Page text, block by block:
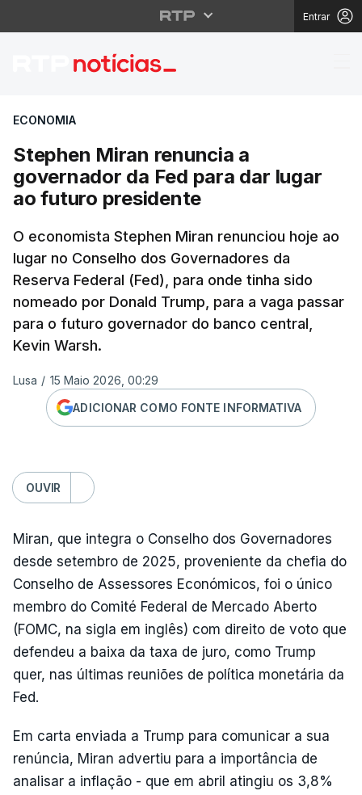
Entrar
Stephen Miran
ECONOMIA
Stephen Miran renuncia a
governador da Fed para dar lugar
ao futuro presidente
O economista Stephen Miran renunciou hoje ao
lugar no Conselho dos Governadores da
Reserva Federal (Fed), para onde tinha sido
nomeado por Donald Trump, para a vaga passar
para o futuro governador do banco central,
Kevin Warsh.
Lusa / 15 Maio 2026, 00:29
ADICIONAR COMO FONTE INFORMATIVA
OUVIR
Miran, que integra o Conselho dos Governadores
desde setembro de 2025, proveniente da chefia do
Conselho de Assessores Económicos, foi o único
membro do Comité Federal de Mercado Aberto
(FOMC, na sigla em inglês) com direito de voto que
defendeu a baixa da taxa de juro, como Trump
quer, nas últimas reuniões de política monetária da
Fed.
Em carta enviada a Trump para comunicar a sua
renúncia, Miran advertiu para a importância de
analisar a inflação - que em abril atingiu os 3,8%